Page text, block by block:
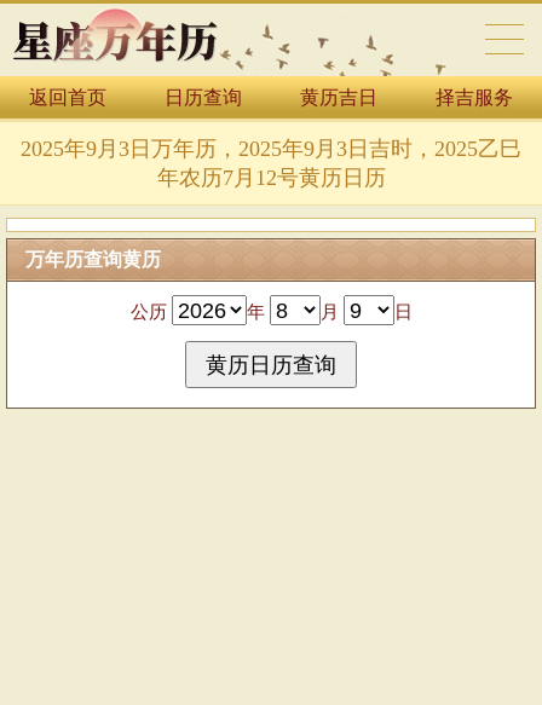
万年历表
返回首页 日历查询 黄历吉日 择吉服务
2025年9月3日万年历，2025年9月3日吉时，2025乙巳
年农历7月12号黄历日历
万年历查询黄历
公历 年 月 日